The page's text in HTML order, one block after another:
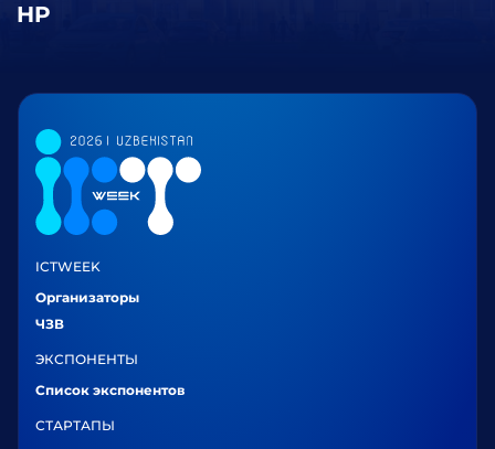
HP
ICTWEEK
Организаторы
ЧЗВ
ЭКСПОНЕНТЫ
Список экспонентов
СТАРТАПЫ